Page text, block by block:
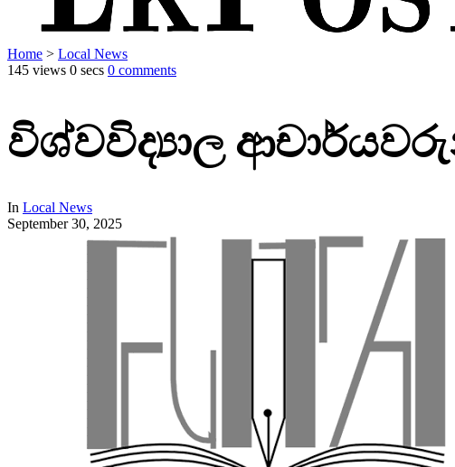
Home > Local News
145 views 0 secs 0 comments
විශ්වවිද්‍යාල
In Local News
September 30, 2025